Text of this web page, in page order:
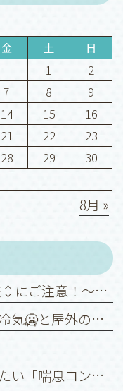
金 土 日
1
2
7 8
9
14 15
16
21 22
23
28 29
30
8月 »
【8月🌻 真夏の猛暑🌞と温度差↕️にご注意！～喘息を悪化させないために～】
【7月🍉エアコンによる屋内の冷気🥶と屋外の暑さ🥵との温度差↕️に注意！】
【6月☔️梅雨時期こそ気をつけたい「喘息コントロール」】